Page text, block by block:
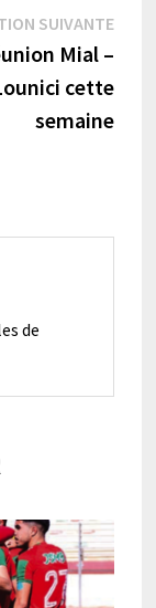
SUIVANTE
Mial –
cette
semaine
de